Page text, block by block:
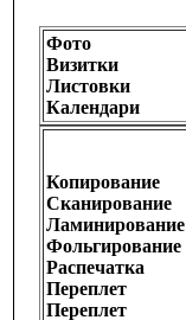
Фото
Визитки
Листовки
Календари
Копирование
Сканирование
Ламинирование
Фольгирование
Распечатка
Переплет
Переплет